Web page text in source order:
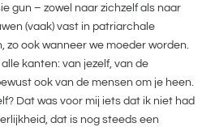
gun – zowel naar zichzelf als naar
(vaak) vast in patriarchale
zo ook wanneer we moeder worden.
kanten: van jezelf, van de
ook van de mensen om je heen.
Dat was voor mij iets dat ik niet had
dat is nog steeds een